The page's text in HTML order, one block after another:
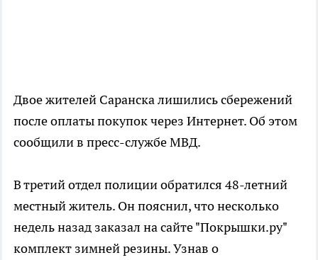
Двое жителей Саранска лишились сбережений
после оплаты покупок через Интернет. Об этом
сообщили в пресс-службе МВД.
В третий отдел полиции обратился 48-летний
местный житель. Он пояснил, что несколько
недель назад заказал на сайте "Покрышки.ру"
комплект зимней резины. Узнав о